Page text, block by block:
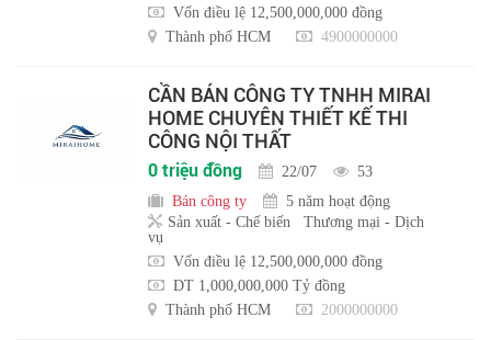
Vốn điều lệ 12,500,000,000 đồng
Thành phố HCM
4900000000
CẦN BÁN CÔNG TY TNHH MIRAI
HOME CHUYÊN THIẾT KẾ THI
CÔNG NỘI THẤT
0 triệu đồng 22/07
53
Bán công ty
5 năm hoạt động
Sản xuất - Chế biến
Thương mại - Dịch
vụ
Vốn điều lệ 12,500,000,000 đồng
DT 1,000,000,000 Tỷ đồng
Thành phố HCM
2000000000